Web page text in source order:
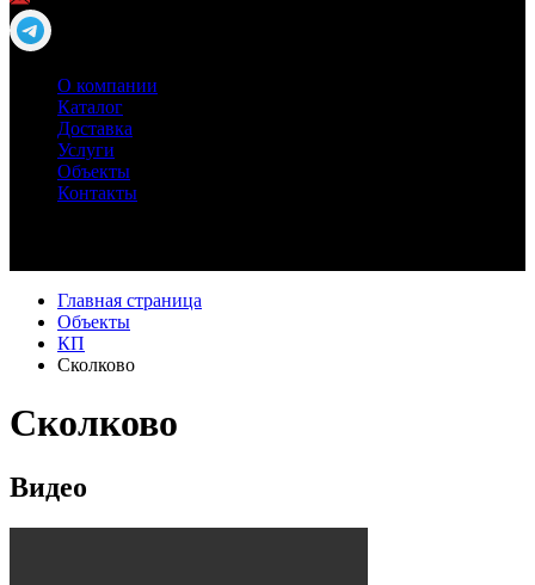
О компании
Каталог
Доставка
Услуги
Объекты
Контакты
Главная страница
Объекты
КП
Сколково
Сколково
Видео